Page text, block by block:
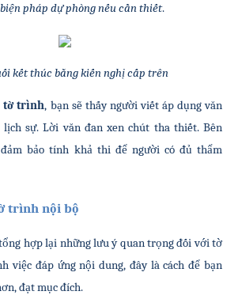
pháp dự phòng nếu cần thiết.
kết thúc bằng kiến nghị cấp trên
tờ trình, bạn sẽ thấy người viết áp dụng văn
lịch sự. Lời văn đan xen chút tha thiết. Bên
đảm bảo tính khả thi để người có đủ thẩm
trình nội bộ
hợp lại những lưu ý quan trọng đối với tờ
việc đáp ứng nội dung, đây là cách để bạn
đạt mục đích.